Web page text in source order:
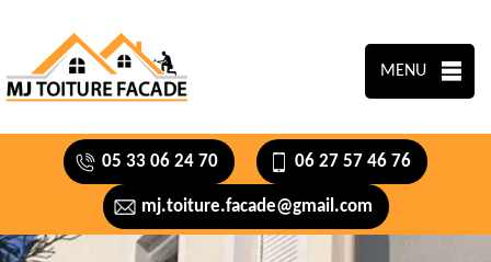
MENU
05 33 06 24 70 06 27 57 46 76
mj.toiture.facade@gmail.com